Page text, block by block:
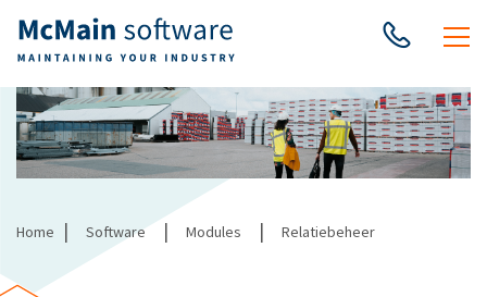
Home | Software | Modules | Relatiebeheer